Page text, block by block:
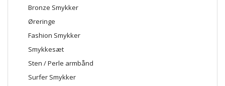
Bronze Smykker
Øreringe
Fashion Smykker
Smykkesæt
Sten / Perle armbånd
Surfer Smykker